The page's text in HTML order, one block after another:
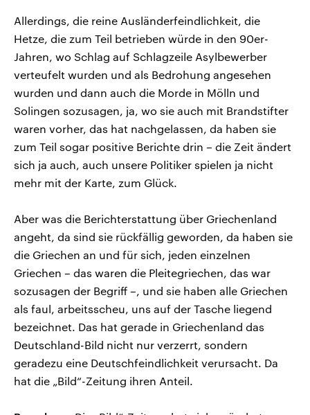
Allerdings, die reine Ausländerfeindlichkeit, die
Hetze, die zum Teil betrieben würde in den 90er-
Jahren, wo Schlag auf Schlagzeile Asylbewerber
verteufelt wurden und als Bedrohung angesehen
wurden und dann auch die Morde in Mölln und
Solingen sozusagen, ja, wo sie auch mit Brandstifter
waren vorher, das hat nachgelassen, da haben sie
zum Teil sogar positive Berichte drin – die Zeit ändert
sich ja auch, auch unsere Politiker spielen ja nicht
mehr mit der Karte, zum Glück.
Aber was die Berichterstattung über Griechenland
angeht, da sind sie rückfällig geworden, da haben sie
die Griechen an und für sich, jeden einzelnen
Griechen – das waren die Pleitegriechen, das war
sozusagen der Begriff –, und sie haben alle Griechen
als faul, arbeitsscheu, uns auf der Tasche liegend
bezeichnet. Das hat gerade in Griechenland das
Deutschland-Bild nicht nur verzerrt, sondern
geradezu eine Deutschfeindlichkeit verursacht. Da
hat die „Bild“-Zeitung ihren Anteil.